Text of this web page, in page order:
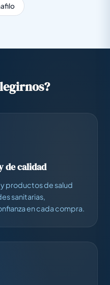
de calidad
productos de salud
sanitarias,
en cada compra.